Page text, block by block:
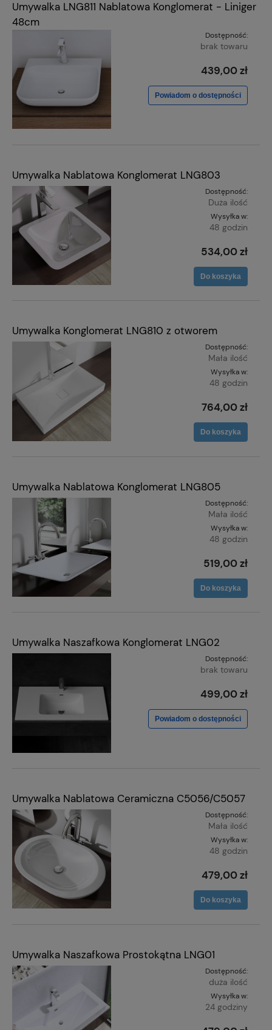
Umywalka LNG811 Nablatowa Konglomerat - Liniger
48cm
Dostępność:
brak towaru
439,00 zł
Powiadom o dostępności
Umywalka Nablatowa Konglomerat LNG803
Dostępność:
Duża ilość
Wysyłka w:
48 godzin
534,00 zł
Do koszyka
Umywalka Konglomerat LNG810 z otworem
Dostępność:
Mała ilość
Wysyłka w:
48 godzin
764,00 zł
Do koszyka
Umywalka Nablatowa Konglomerat LNG805
Dostępność:
Mała ilość
Wysyłka w:
48 godzin
519,00 zł
Do koszyka
Umywalka Naszafkowa Konglomerat LNG02
Dostępność:
brak towaru
499,00 zł
Powiadom o dostępności
Umywalka Nablatowa Ceramiczna C5056/C5057
Dostępność:
Mała ilość
Wysyłka w:
48 godzin
479,00 zł
Do koszyka
Umywalka Naszafkowa Prostokątna LNG01
Dostępność:
duża ilość
Wysyłka w:
24 godziny